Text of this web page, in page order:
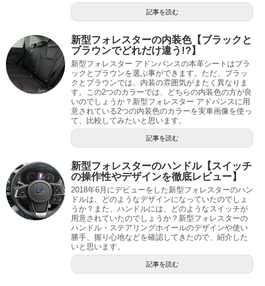
記事を読む
新型フォレスターの内装色【ブラックと
ブラウンでどれだけ違う!?】
新型フォレスター アドンバンスの本革シートはブラ
ックとブラウンを選ぶ事ができます。ただ、ブラッ
クとブラウンでは、内装の雰囲気がまたく異なりま
す。この2つのカラーでは、どちらの内装色の方が良
いのでしょうか？新型フォレスター アドバンスに用
意されている2つの内装色のカラーを実車画像を使っ
て、比較してみたいと思います。
記事を読む
新型フォレスターのハンドル【スイッチ
の操作性やデザインを徹底レビュー】
2018年6月にデビューをした新型フォレスターのハン
ドルは、どのようなデザインになっていたのでしょ
うか？また、ハンドルには、どのようなスイッチが
用意されていたのでしょうか？新型フォレスターの
ハンドル・ステアリングホイールのデザインや使い
勝手、握り心地などを確認してきたので、紹介した
いと思います。
記事を読む